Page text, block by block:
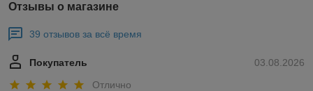
Отзывы о магазине
39 отзывов за всё время
03.08.2026
Покупатель
Отлично